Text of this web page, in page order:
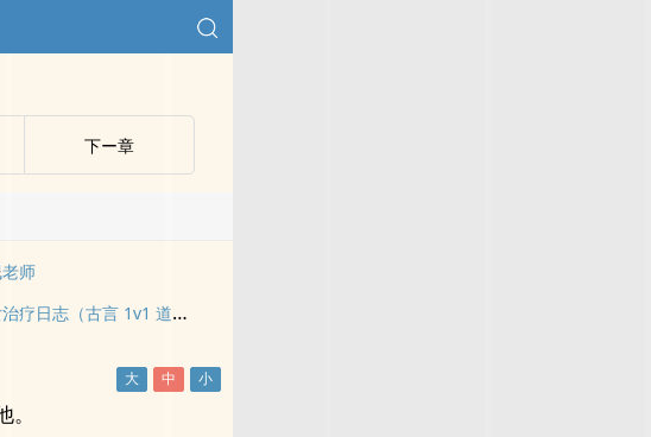
下ー章
师
盲女治疗日志（古言 1v1 道具）